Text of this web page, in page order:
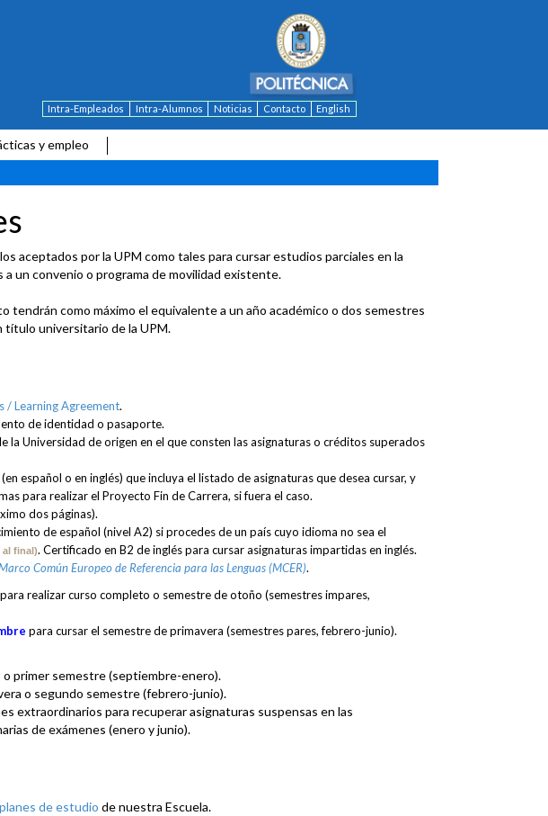
Intra-Empleados Intra-Alumnos Noticias Contacto English
y empleo
aceptados por la UPM como tales para cursar estudios parciales en la
un convenio o programa de movilidad existente.
como máximo el equivalente a un año académico o dos semestres
título universitario de la UPM.
/ Learning Agreement.
de identidad o pasaporte.
la Universidad de origen en el que consten las asignaturas o créditos superados
español o en inglés) que incluya el listado de asignaturas que desea cursar, y
para realizar el Proyecto Fin de Carrera, si fuera el caso.
dos páginas).
de español (nivel A2) si procedes de un país cuyo idioma no sea el
al final). Certificado en B2 de inglés para cursar asignaturas impartidas en inglés.
Común Europeo de Referencia para las Lenguas (MCER).
para realizar curso completo o semestre de otoño (semestres impares,
para cursar el semestre de primavera (semestres pares, febrero-junio).
primer semestre (septiembre-enero).
o segundo semestre (febrero-junio).
extraordinarios para recuperar asignaturas suspensas en las
de exámenes (enero y junio).
de estudio de nuestra Escuela.